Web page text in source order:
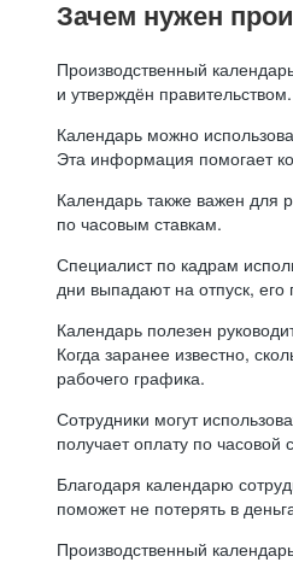
Зачем нужен
Производственный
и утверждён правительством.
Календарь можно
Эта информация помогает
Календарь также важен для
по часовым ставкам.
Специалист по кадрам
дни выпадают на отпуск, его
Календарь полезен
Когда заранее известно,
рабочего графика.
Сотрудники могут
получает оплату по часовой
Благодаря календарю
поможет не потерять в
Производственный